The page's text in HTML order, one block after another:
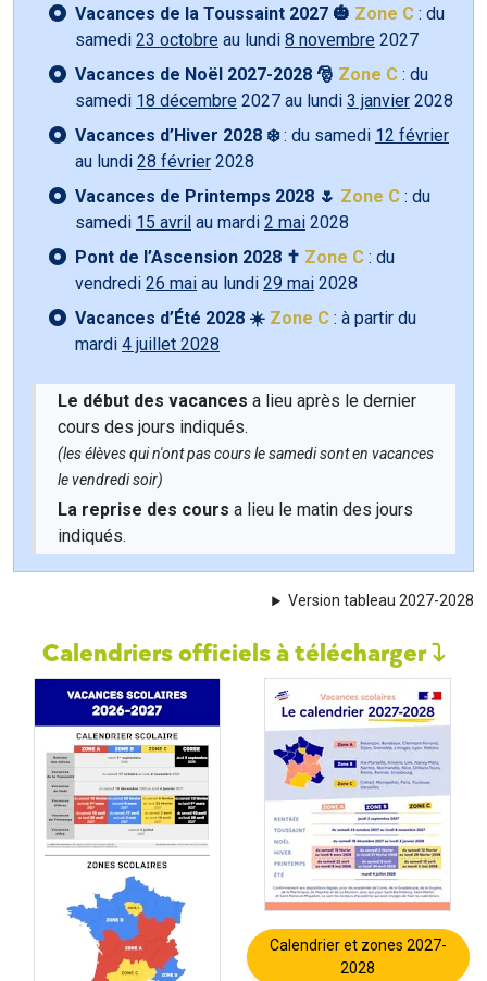
Vacances de la Toussaint 2027 🎃 Zone C : du
samedi 23 octobre au lundi 8 novembre 2027
Vacances de Noël 2027-2028 🎅 Zone C : du
samedi 18 décembre 2027 au lundi 3 janvier 2028
Vacances d’Hiver 2028 ❄️: du samedi 12 février
au lundi 28 février 2028
Vacances de Printemps 2028 🌷 Zone C : du
samedi 15 avril au mardi 2 mai 2028
Pont de l’Ascension 2028 ✝️ Zone C : du
vendredi 26 mai au lundi 29 mai 2028
Vacances d’Été 2028 ☀️ Zone C : à partir du
mardi 4 juillet 2028
Le début des vacances a lieu après le dernier
cours des jours indiqués.
(les élèves qui n'ont pas cours le samedi sont en vacances
le vendredi soir)
La reprise des cours a lieu le matin des jours
indiqués.
Version tableau 2027-2028
Calendriers officiels à télécharger
Calendrier et zones 2027-
2028